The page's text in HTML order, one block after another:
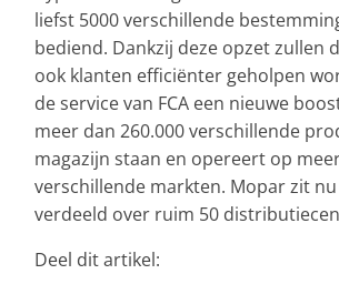
liefst 5000 verschillende
bediend. Dankzij deze opzet zullen
ook klanten efficiënter geholpen
de service van FCA een nieuwe
meer dan 260.000 verschillende
magazijn staan en opereert op
verschillende markten. Mopar zit
verdeeld over ruim 50
Deel dit artikel: